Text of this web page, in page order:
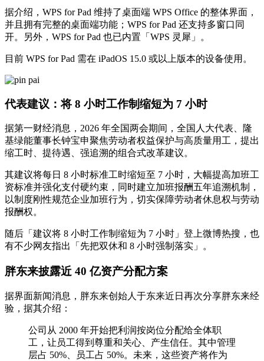
据介绍，WPS for Pad 维持了桌面端 WPS Office 的整体界面，
并且拥有完整的桌面端功能；WPS for Pad 还支持多窗口同
开。另外，WPS for Pad 也已内置「WPS 灵犀」。
目前 WPS for Pad 需在 iPadOS 15.0 或以上版本的设备使用。
代表建议：将 8 小时工作制缩短为 7 小时
据第一财经消息，2026 年全国两会期间，全国人大代表、隆
基绿能董事长钟宝申聚焦劳动者权益保护与高质量用工，提出
缩工时、提待遇、强追溯的组合式改革建议。
其建议将每日 8 小时标准工时缩短至 7 小时，大幅提高加班工
资标准并强化支付硬约束，同时建立加班报酬五年追溯机制，
以制度刚性规范企业加班行为，切实保障劳动者休息权与劳动
报酬权。
随后「建议将 8 小时工作制缩短为 7 小时」登上微博热搜，也
有不少网友指出「先把双休和 8 小时强制落实」。
胖东来披露近 40 亿资产分配方案
据界面新闻消息，胖东来创始人于东来近日再次分享胖东来经
验，据其介绍：
公司从 2000 年开始把利润按岗位分配给全体职
工，让员工得到尊重和关心、产生信任。其中管理
层占 50%、员工占 50%。未来，这些资产将作为